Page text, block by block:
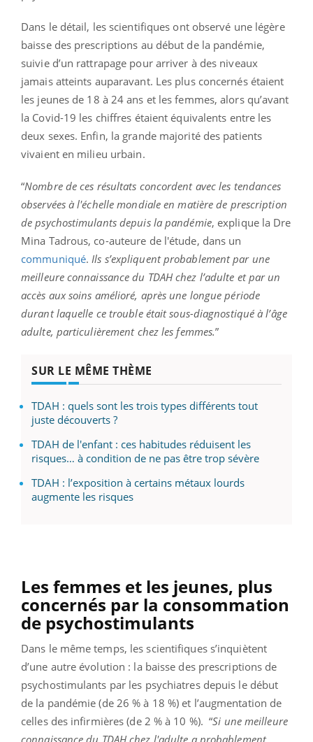
Dans le détail, les scientifiques ont observé une légère
baisse des prescriptions au début de la pandémie,
suivie d’un rattrapage pour arriver à des niveaux
jamais atteints auparavant. Les plus concernés étaient
les jeunes de 18 à 24 ans et les femmes, alors qu’avant
la Covid-19 les chiffres étaient équivalents entre les
deux sexes. Enfin, la grande majorité des patients
vivaient en milieu urbain.
“Nombre de ces résultats concordent avec les tendances
observées à l'échelle mondiale en matière de prescription
de psychostimulants depuis la pandémie, explique la Dre
Mina Tadrous, co-auteure de l'étude, dans un
communiqué. Ils s’expliquent probablement par une
meilleure connaissance du TDAH chez l’adulte et par un
accès aux soins amélioré, après une longue période
durant laquelle ce trouble était sous-diagnostiqué à l’âge
adulte, particulièrement chez les femmes.”
SUR LE MÊME THÈME
TDAH : quels sont les trois types différents tout
juste découverts ?
TDAH de l'enfant : ces habitudes réduisent les
risques… à condition de ne pas être trop sévère
TDAH : l’exposition à certains métaux lourds
augmente les risques
Les femmes et les jeunes, plus
concernés par la consommation
de psychostimulants
Dans le même temps, les scientifiques s’inquiètent
d’une autre évolution : la baisse des prescriptions de
psychostimulants par les psychiatres depuis le début
de la pandémie (de 26 % à 18 %) et l’augmentation de
celles des infirmières (de 2 % à 10 %). “Si une meilleure
connaissance du TDAH chez l'adulte a probablement